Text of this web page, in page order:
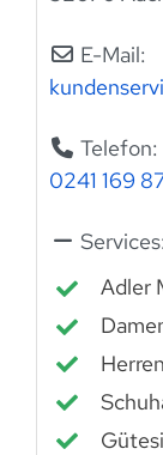
E-Mail:
Telefon:
0241 169
Services:
Adler